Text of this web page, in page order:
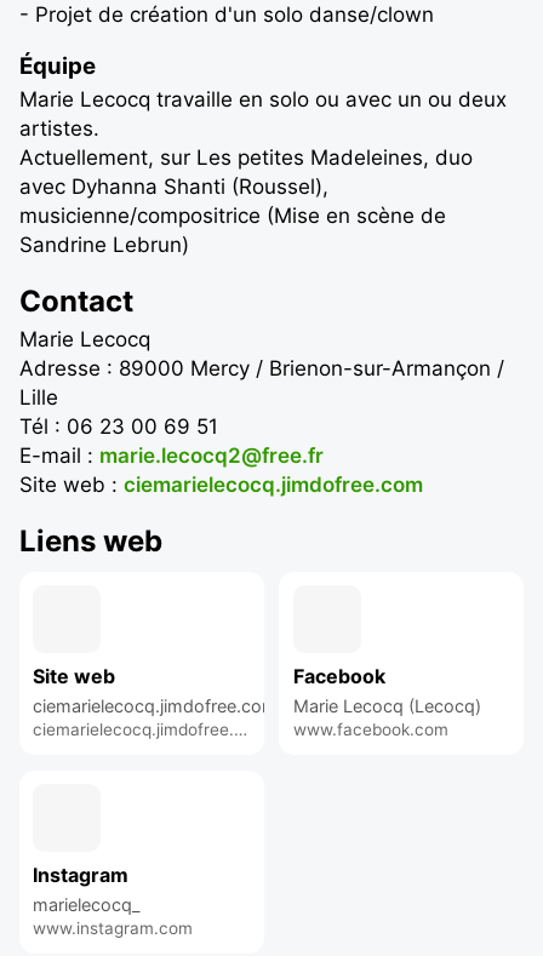
- Projet de création d'un solo danse/clown
Équipe
Marie Lecocq travaille en solo ou avec un ou deux
artistes.
Actuellement, sur Les petites Madeleines, duo
avec Dyhanna Shanti (Roussel),
musicienne/compositrice (Mise en scène de
Sandrine Lebrun)
Contact
Marie Lecocq
Adresse : 89000 Mercy / Brienon-sur-Armançon /
Lille
Tél : 06 23 00 69 51
E-mail : marie.lecocq2@free.fr
Site web : ciemarielecocq.jimdofree.com
Liens web
Site web
ciemarielecocq.jimdofree.com
ciemarielecocq.jimdofree.com
Facebook
Marie Lecocq (Lecocq)
www.facebook.com
Instagram
marielecocq_
www.instagram.com